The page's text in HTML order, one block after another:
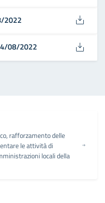
2022
08/2022
rafforzamento delle
le attività di
locali della